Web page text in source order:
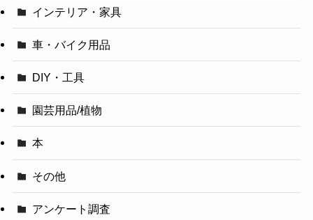
インテリア・家具
車・バイク用品
DIY・工具
園芸用品/植物
本
その他
アンケート調査